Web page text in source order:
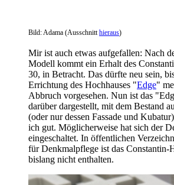
Bild: Adama (Ausschnitthieraus)
Mir ist auch etwas aufgefallen: Nach
Modell kommt ein Erhalt des
30, in Betracht. Das dürfte neu sein,
Errichtung des Hochhauses "Edge"
Abbruch vorgesehen. Nun ist das
darüber dargestellt, mit dem Bestand
(oder nur dessen Fassade und
ich gut. Möglicherweise hat sich der
eingeschaltet. In öffentlichen
für Denkmalpflege ist das Constantin-
bislang nicht enthalten.